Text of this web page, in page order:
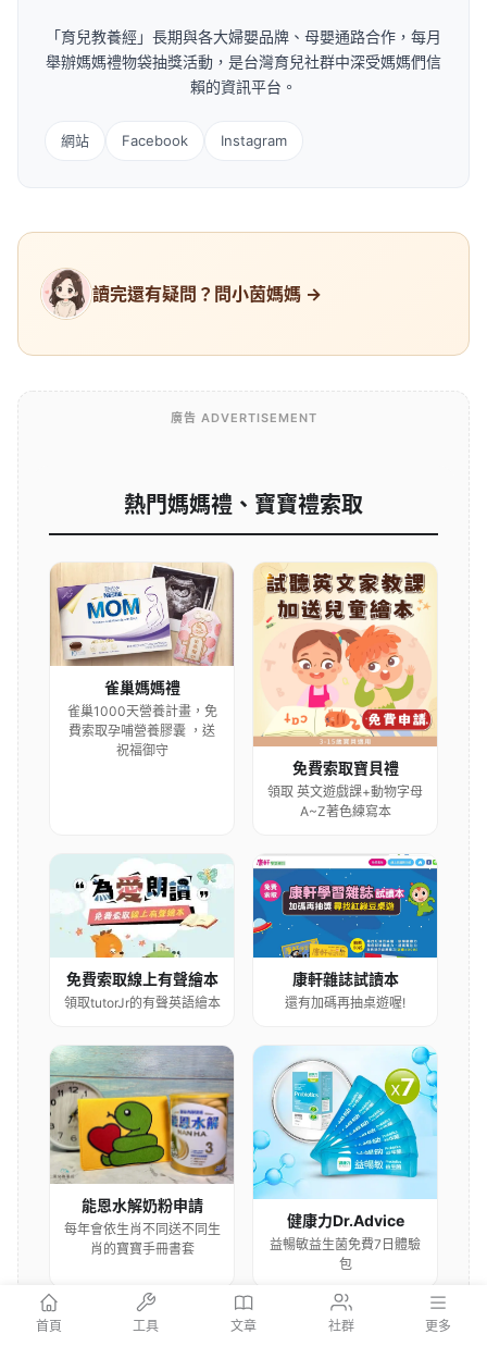
「育兒教養經」長期與各大婦嬰品牌、母嬰通路合作，每月
舉辦媽媽禮物袋抽獎活動，是台灣育兒社群中深受媽媽們信
賴的資訊平台。
網站 Facebook Instagram
讀完還有疑問？問小茵媽媽 →
廣告 ADVERTISEMENT
熱門媽媽禮、寶寶禮索取
雀巢媽媽禮
雀巢1000天營養計畫，免
費索取孕哺營養膠囊 ，送
祝福御守
免費索取寶貝禮
領取 英文遊戲課+動物字母
A~Z著色練寫本
免費索取線上有聲繪本
領取tutorJr的有聲英語繪本
康軒雜誌試讀本
還有加碼再抽桌遊喔!
能恩水解奶粉申請
每年會依生肖不同送不同生
肖的寶寶手冊書套
健康力Dr.Advice
益暢敏益生菌免費7日體驗
包
首頁 工具 文章 社群 更多